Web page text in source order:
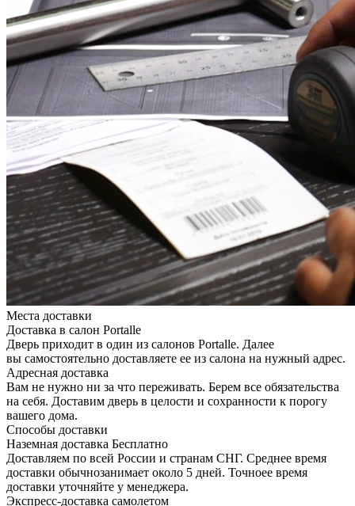
Места доставки
Доставка в салон Portalle
Дверь приходит в один из салонов Portalle. Далее
вы самостоятельно доставляете ее из салона на нужный адрес.
Адресная доставка
Вам не нужно ни за что переживать. Берем все обязательства
на себя. Доставим дверь в целости и сохранности к порогу
вашего дома.
Способы доставки
Наземная доставка Бесплатно
Доставляем по всей России и странам СНГ. Среднее время
доставки обычнозанимает около 5 дней. Точноее время
доставки уточняйте у менеджера.
Экспресс-доставка самолетом